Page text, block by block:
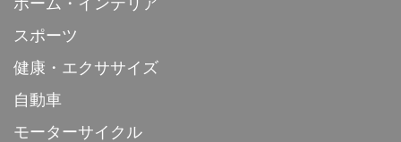
ホーム・インテリア
スポーツ
健康・エクササイズ
自動車
モーターサイクル